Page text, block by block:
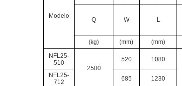
Modelo
Q
W L
(kg) (mm) (mm)
NFL25-
510
2500
520
1080
NFL25-
712
685 1230